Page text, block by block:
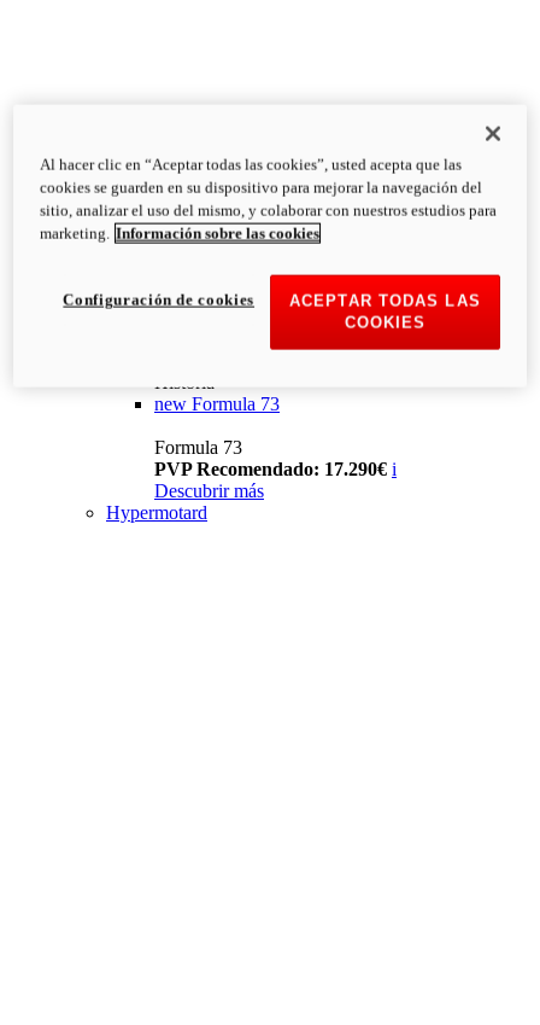
Historia
new Formula 73
Formula 73
PVP Recomendado: 17.290€ i
Descubrir más
Hypermotard
Al hacer clic en “Aceptar todas las cookies”, usted acepta que las
cookies se guarden en su dispositivo para mejorar la navegación del
sitio, analizar el uso del mismo, y colaborar con nuestros estudios para
marketing. Información sobre las cookies
ACEPTAR TODAS LAS
COOKIES
Configuración de cookies